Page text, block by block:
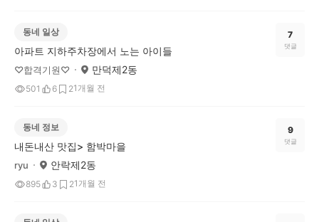
동네 일상
아파트 지하주차장에서 노는 아이들
♡합격기원♡ 만덕제2동
501 6 21개월 전
7
댓글
동네 정보
내돈내산 맛집> 함박마을
ryu 안락제2동
895 3 21개월 전
9
댓글